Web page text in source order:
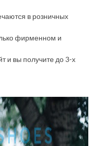
в розничных
фирменном и
и вы получите до 3-х